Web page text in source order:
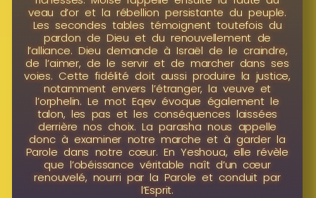
veau d’or et la rébellion persistante du peuple.
Les secondes tables témoignent toutefois du
pardon de Dieu et du renouvellement de
l’alliance. Dieu demande à Israël de le craindre,
de l’aimer, de le servir et de marcher dans ses
voies. Cette fidélité doit aussi produire la justice,
notamment envers l’étranger, la veuve et
l’orphelin. Le mot Eqev évoque également le
talon, les pas et les conséquences laissées
derrière nos choix. La parasha nous appelle
donc à examiner notre marche et à garder la
Parole dans notre cœur. En Yeshoua, elle révèle
que l’obéissance véritable naît d’un cœur
renouvelé, nourri par la Parole et conduit par
l’Esprit.